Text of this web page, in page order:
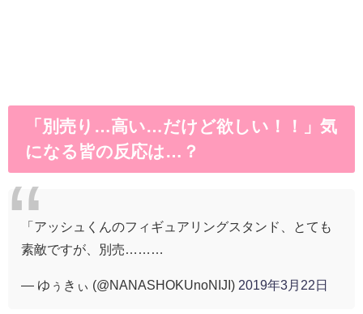
「別売り…高い…だけど欲しい！！」気
になる皆の反応は…？
「アッシュくんのフィギュアリングスタンド、とても
素敵ですが、別売………
— ゆぅきぃ (@NANASHOKUnoNIJI) 2019年3月22日